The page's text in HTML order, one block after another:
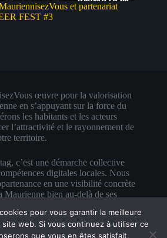
et partenariat
FEST #3
œuvre pour la valorisation
en s’appuyant sur la force du
les habitants et les acteurs
l’attractivité et le rayonnement de
territoire.
c’est une démarche collective
digitales locales. Nous
en une visibilité concrète
bien au-delà de ses
— Propulsé avec
la mauriennite ♥
pour vous garantir la meilleure
web. Si vous continuez à utiliser ce
que vous en êtes satisfait.